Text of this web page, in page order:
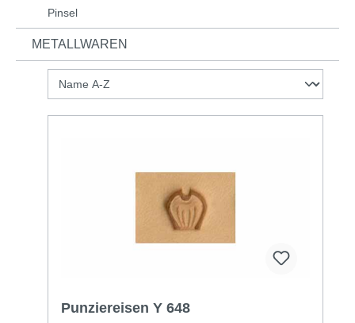
Pinsel
METALLWAREN
Punziereisen Y 648